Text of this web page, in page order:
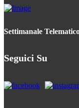
Settimanale
Seguici Su